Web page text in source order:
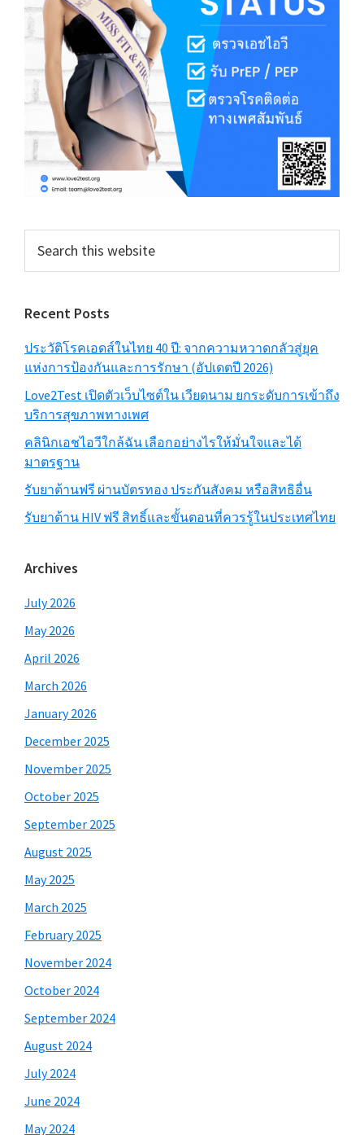
this
Recent Posts
ประวัติโรคเอดส์ในไทย 40 ปี: จากความหวาดกลัวสู่ยุค
แห่งการป้องกันและการรักษา (อัปเดตปี 2026)
Love2Test เปิดตัวเว็บไซต์ใน เวียดนาม ยกระดับการเข้าถึง
บริการสุขภาพทางเพศ
คลินิกเอชไอวีใกล้ฉัน เลือกอย่างไรให้มั่นใจและได้
มาตรฐาน
รับยาต้านฟรี ผ่านบัตรทอง ประกันสังคม หรือสิทธิอื่น
รับยาต้าน HIV ฟรี สิทธิ์และขั้นตอนที่ควรรู้ในประเทศไทย
Archives
July 2026
May 2026
April 2026
March 2026
January 2026
December 2025
November 2025
October 2025
September 2025
August 2025
May 2025
March 2025
February 2025
November 2024
October 2024
September 2024
August 2024
July 2024
June 2024
May 2024